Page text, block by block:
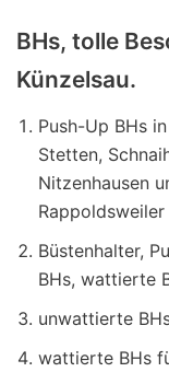
BHs, tolle
Künzelsau.
Push-Up BHs
Stetten,
Nitzenhausen
Büstenhalter,
BHs, wattierte
unwattierte
wattierte BHs